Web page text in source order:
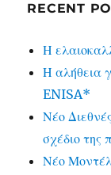
RECENT
Η
Η αλήθεια
ENISA*
Νέο
σχέδιο της
Νέο